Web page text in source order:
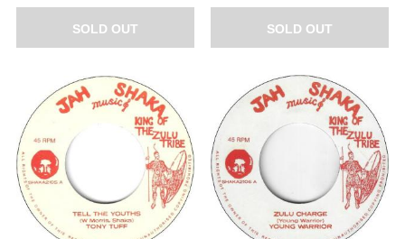
SOLD OUT SOLD OUT